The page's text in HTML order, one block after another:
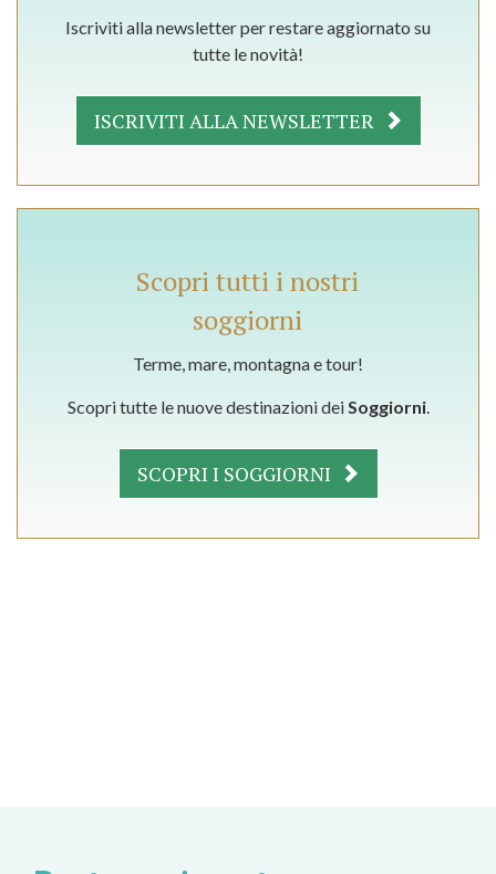
Iscriviti alla newsletter per restare aggiornato su
tutte le novità!
ISCRIVITI ALLA NEWSLETTER
Scopri tutti i nostri
soggiorni
Terme, mare, montagna e tour!
Scopri tutte le nuove destinazioni deiSoggiorni.
SCOPRI I SOGGIORNI